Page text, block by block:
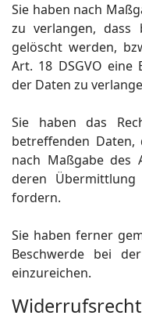
Sie haben nach
zu verlangen, dass
gelöscht werden,
Art. 18 DSGVO eine
der Daten zu
Sie haben das
betreffenden
nach Maßgabe des
deren
fordern.
Sie haben ferner
Beschwerde bei
einzureichen.
Widerrufsrecht